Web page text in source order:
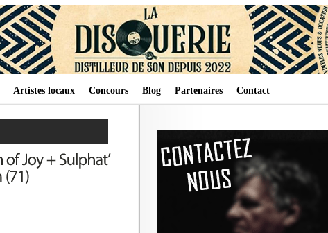
Artistes locaux Concours Blog Partenaires Contact